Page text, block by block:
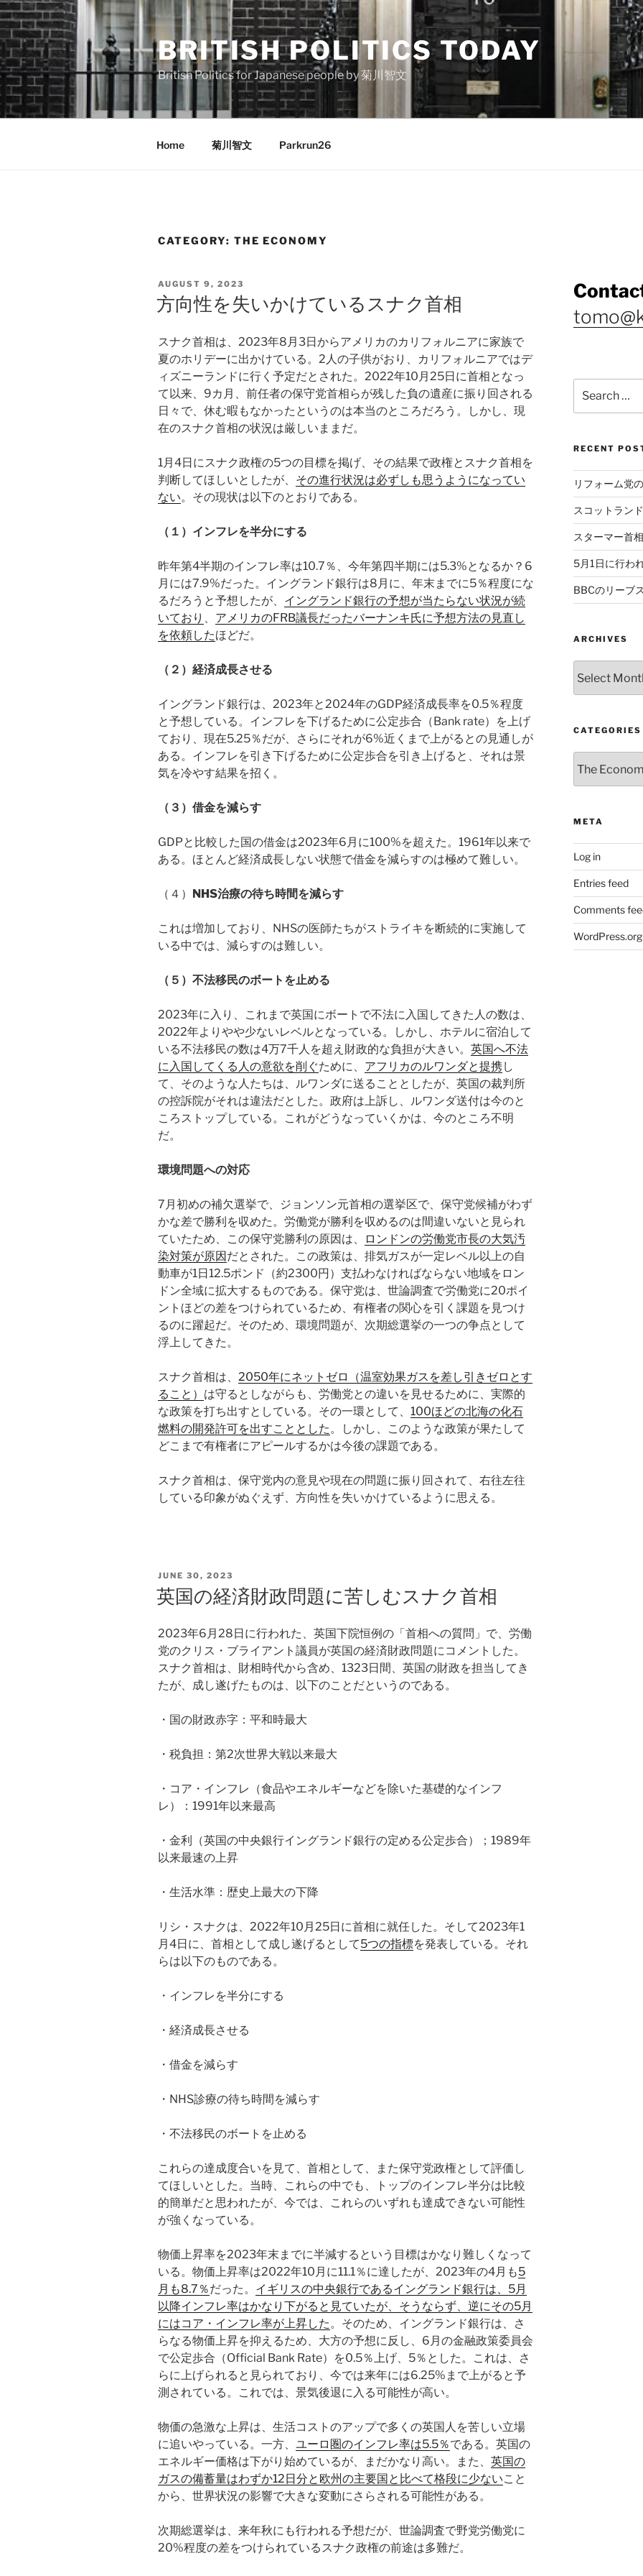
Skip
to
content
BRITISH POLITICS TODAY
British Politics for Japanese people by 菊川智文
Home 菊川智文 Parkrun26
CATEGORY: THE ECONOMY
POSTED
ON
AUGUST 9, 2023
方向性を失いかけているスナク首相
スナク首相は、2023年8月3日からアメリカのカリフォルニアに家族で
夏のホリデーに出かけている。2人の子供がおり、カリフォルニアではデ
ィズニーランドに行く予定だとされた。2022年10月25日に首相となっ
て以来、9カ月、前任者の保守党首相らが残した負の遺産に振り回される
日々で、休む暇もなかったというのは本当のところだろう。しかし、現
在のスナク首相の状況は厳しいままだ。
1月4日にスナク政権の5つの目標を掲げ、その結果で政権とスナク首相を
判断してほしいとしたが、 その進行状況は必ずしも思うようになってい
ない。その現状は以下のとおりである。
（１）インフレを半分にする
昨年第4半期のインフレ率は10.7％、今年第四半期には5.3%となるか？6
月には7.9%だった。イングランド銀行は8月に、年末までに5％程度にな
るだろうと予想したが、 イングランド銀行の予想が当たらない状況が続
いており
アメリカのFRB議長だったバーナンキ氏に予想方法の見直し
を依頼したほどだ。
（２）経済成長させる
イングランド銀行は、2023年と2024年のGDP経済成長率を0.5％程度
と予想している。インフレを下げるために公定歩合（Bank rate）を上げ
ており、現在5.25％だが、さらにそれが6%近くまで上がるとの見通しが
ある。インフレを引き下げるために公定歩合を引き上げると、それは景
気を冷やす結果を招く。
（３）借金を減らす
GDPと比較した国の借金は2023年6月に100%を超えた。1961年以来で
ある。ほとんど経済成長しない状態で借金を減らすのは極めて難しい。
（４） NHS治療の待ち時間を減らす
これは増加しており、NHSの医師たちがストライキを断続的に実施して
いる中では、減らすのは難しい。
（５）不法移民のボートを止める
2023年に入り、これまで英国にボートで不法に入国してきた人の数は、
2022年よりやや少ないレベルとなっている。しかし、ホテルに宿泊して
いる不法移民の数は4万7千人を超え財政的な負担が大きい。 英国へ不法
に入国してくる人の意欲を削ぐために、 アフリカのルワンダと提携し
て、そのような人たちは、ルワンダに送ることとしたが、英国の裁判所
の控訴院がそれは違法だとした。政府は上訴し、ルワンダ送付は今のと
ころストップしている。これがどうなっていくかは、今のところ不明
だ。
環境問題への対応
7月初めの補欠選挙で、ジョンソン元首相の選挙区で、保守党候補がわず
かな差で勝利を収めた。労働党が勝利を収めるのは間違いないと見られ
ていたため、この保守党勝利の原因は、
ロンドンの労働党市長の大気汚
染対策が原因だとされた。この政策は、排気ガスが一定レベル以上の自
動車が1日12.5ポンド（約2300円）支払わなければならない地域をロン
ドン全域に拡大するものである。保守党は、世論調査で労働党に20ポイ
ントほどの差をつけられているため、有権者の関心を引く課題を見つけ
るのに躍起だ。そのため、環境問題が、次期総選挙の一つの争点として
浮上してきた。
スナク首相は、 2050年にネットゼロ（温室効果ガスを差し引きゼロとす
ること） は守るとしながらも、労働党との違いを見せるために、実際的
な政策を打ち出すとしている。その一環として、 100ほどの北海の化石
燃料の開発許可を出すこととした 。しかし、このような政策が果たして
どこまで有権者にアピールするかは今後の課題である。
スナク首相は、保守党内の意見や現在の問題に振り回されて、右往左往
している印象がぬぐえず、方向性を失いかけているように思える。
POSTED
ON
JUNE 30, 2023
英国の経済財政問題に苦しむスナク首相
2023年6月28日に行われた、英国下院恒例の「首相への質問」で、労働
党のクリス・ブライアント議員が英国の経済財政問題にコメントした。
スナク首相は、財相時代から含め、1323日間、英国の財政を担当してき
たが、成し遂げたものは、以下のことだというのである。
・国の財政赤字：平和時最大
・税負担：第2次世界大戦以来最大
・コア・インフレ（食品やエネルギーなどを除いた基礎的なインフ
レ）：1991年以来最高
・金利（英国の中央銀行イングランド銀行の定める公定歩合）；1989年
以来最速の上昇
・生活水準：歴史上最大の下降
リシ・スナクは、2022年10月25日に首相に就任した。そして2023年1
月4日に、首相として成し遂げるとして5つの指標を発表している。それ
らは以下のものである。
・インフレを半分にする
・経済成長させる
・借金を減らす
・NHS診療の待ち時間を減らす
・不法移民のボートを止める
これらの達成度合いを見て、首相として、また保守党政権として評価し
てほしいとした。当時、これらの中でも、トップのインフレ半分は比較
的簡単だと思われたが、今では、これらのいずれも達成できない可能性
が強くなっている。
物価上昇率を2023年末までに半減するという目標はかなり難しくなって
いる。物価上昇率は2022年10月に11.1％に達したが、2023年の4月も5
月も8.7％だった。 イギリスの中央銀行であるイングランド銀行は、5月
以降インフレ率はかなり下がると見ていたが、そうならず、逆にその5月
にはコア・インフレ率が上昇した。そのため、イングランド銀行は、さ
らなる物価上昇を抑えるため、大方の予想に反し、6月の金融政策委員会
で公定歩合（Official Bank Rate）を0.5％上げ、5％とした。これは、さ
らに上げられると見られており、今では来年には6.25%まで上がると予
測されている。これでは、景気後退に入る可能性が高い。
物価の急激な上昇は、生活コストのアップで多くの英国人を苦しい立場
に追いやっている。一方、 ユーロ圏のインフレ率は5.5％である。英国の
エネルギー価格は下がり始めているが、まだかなり高い。また、 英国の
ガスの備蓄量はわずか12日分と欧州の主要国と比べて格段に少ないこと
から、世界状況の影響で大きな変動にさらされる可能性がある。
次期総選挙は、来年秋にも行われる予想だが、世論調査で野党労働党に
20%程度の差をつけられているスナク政権の前途は多難だ。
for:
RECENT
リフォーム党
スコットラン
スターマー首
5月1日に行わ
BBCのリーブ
ARCHIVES
CATEGORIES
META
Log in
Entries feed
Comments
WordPress.org